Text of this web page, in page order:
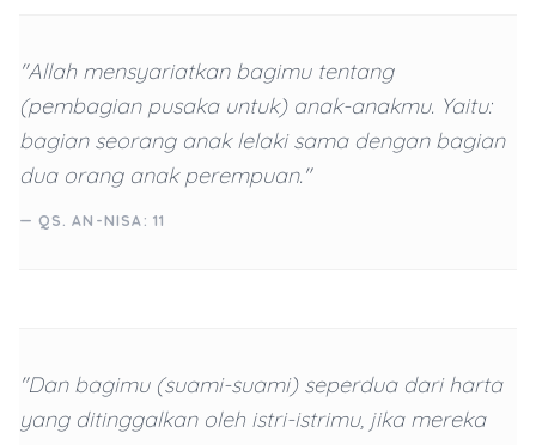
"Allah mensyariatkan bagimu tentang
(pembagian pusaka untuk) anak-anakmu. Yaitu:
bagian seorang anak lelaki sama dengan bagian
dua orang anak perempuan."
— QS. AN-NISA: 11
"Dan bagimu (suami-suami) seperdua dari harta
yang ditinggalkan oleh istri-istrimu, jika mereka